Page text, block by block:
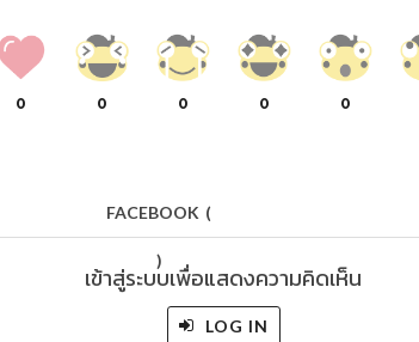
0 0 0 0 0
FACEBOOK (
)
เข้าสู่ระบบเพื่อแสดงความคิดเห็น
LOG IN